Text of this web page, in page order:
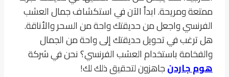
ممتعة ومريحة. ابدأ الآن في استكشاف جمال العشب
الفرنسي واجعل من حديقتك واحة من السحر والأناقة.
هل ترغب في تحويل حديقتك إلى واحة من الجمال
والفخامة باستخدام العشب الفرنسي؟ نحن في شركة
هوم جاردنجاهزون لتحقيق ذلك لك!